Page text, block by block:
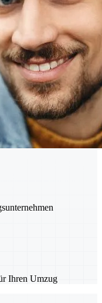
Ihren Umzug